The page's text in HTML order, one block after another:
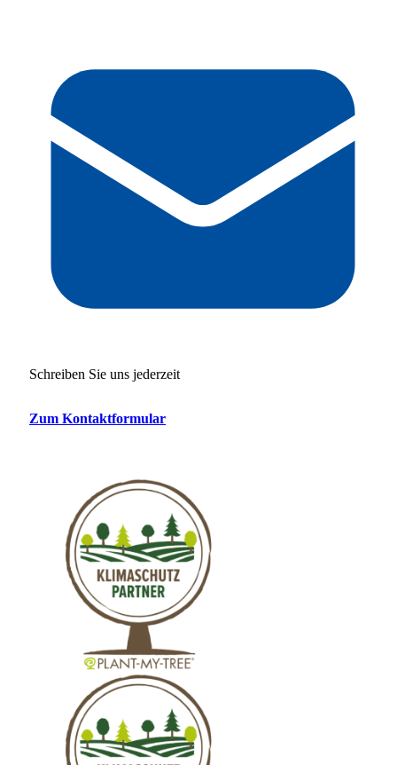
Schreiben Sie uns jederzeit
Zum Kontaktformular